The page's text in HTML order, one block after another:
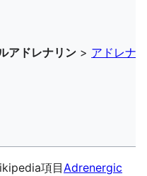
アドレナリン > アドレナ
項目 Adrenergic